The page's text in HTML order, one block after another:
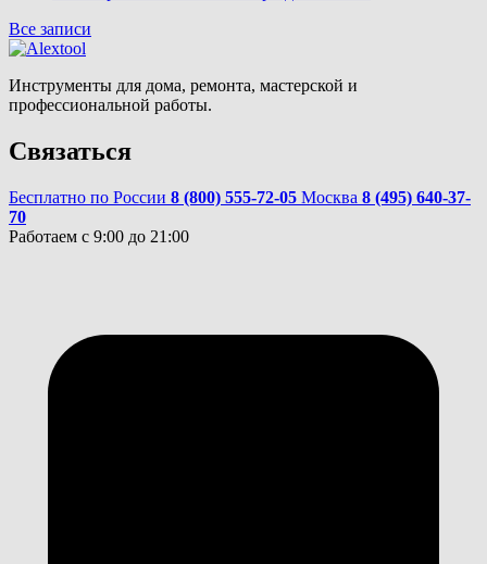
Все записи
Инструменты для дома, ремонта, мастерской и
профессиональной работы.
Связаться
Бесплатно по России 8 (800) 555-72-05 Москва 8 (495) 640-37-
70
Работаем с 9:00 до 21:00